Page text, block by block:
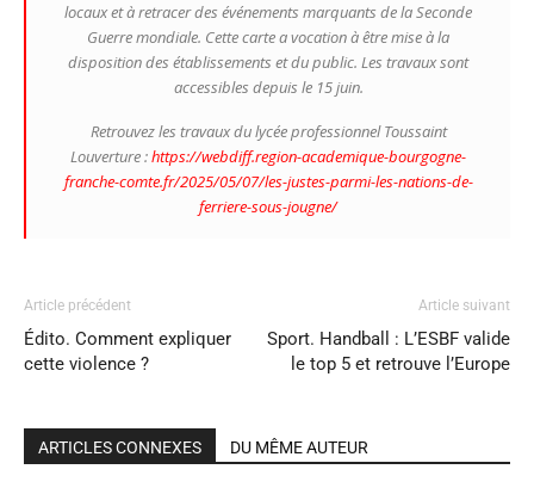
locaux et à retracer des événements marquants de la Seconde
Guerre mondiale. Cette carte a vocation à être mise à la
disposition des établissements et du public. Les travaux sont
accessibles depuis le 15 juin.
Retrouvez les travaux du lycée professionnel Toussaint
Louverture :https://webdiff.region-academique-bourgogne-
franche-comte.fr/2025/05/07/les-justes-parmi-les-nations-de-
ferriere-sous-jougne/
Article précédent
Édito. Comment expliquer
cette violence ?
Article suivant
Sport. Handball : L’ESBF valide
le top 5 et retrouve l’Europe
ARTICLES CONNEXES DU MÊME AUTEUR